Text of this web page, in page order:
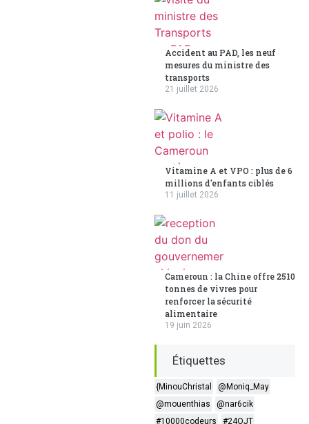
Accident au PAD, les neuf
mesures du ministre des
transports
21 juillet 2026
Vitamine A et VPO : plus de 6
millions d'enfants ciblés
11 juillet 2026
Cameroun : la Chine offre 2510
tonnes de vivres pour
renforcer la sécurité
alimentaire
19 juin 2026
Étiquettes
{MinouChristal
@Moniq_May
@mouenthias
@nar6cik
#10000codeurs
#24OJT